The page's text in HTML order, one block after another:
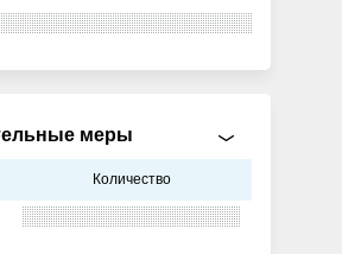
меры
Количество